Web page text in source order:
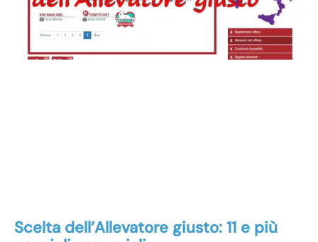
Scelta dell’Allevatore giusto: 11 e più